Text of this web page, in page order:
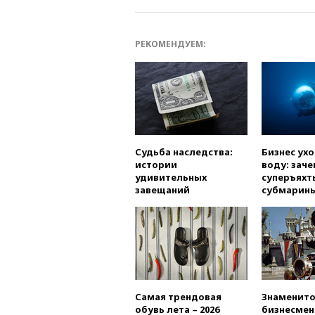
РЕКОМЕНДУЕМ:
Судьба наследства:
истории
удивительных
завещаний
Бизнес
воду:
Самая трендовая
обувь лета – 2026